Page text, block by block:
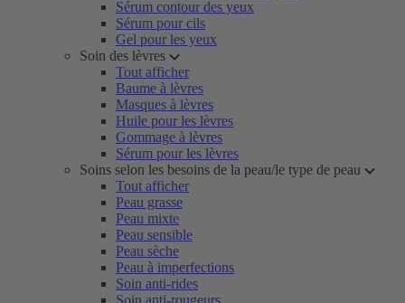
Sérum contour des yeux
Sérum pour cils
Gel pour les yeux
Soin des lèvres
Tout afficher
Baume à lèvres
Masques à lèvres
Huile pour les lèvres
Gommage à lèvres
Sérum pour les lèvres
Soins selon les besoins de la peau/le type de peau
Tout afficher
Peau grasse
Peau mixte
Peau sensible
Peau sèche
Peau à imperfections
Soin anti-rides
Soin anti-rougeurs